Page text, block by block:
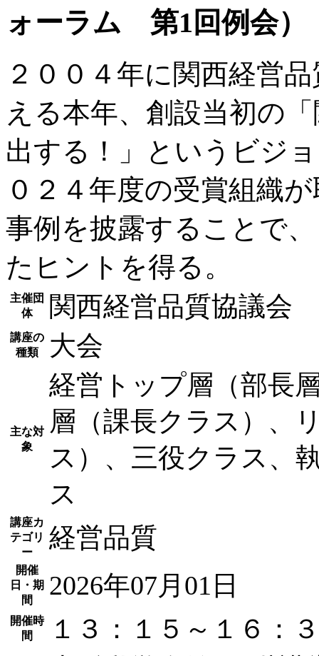
ォーラム 第1回例会）
２００４年に関西経営
える本年、創設当初の
出する！」というビジ
０２４年度の受賞組織
事例を披露することで
たヒントを得る。
主催団
体
関西経営品質協議会
講座の
種類
大会
主な対
象
経営トップ層（部長
層（課長クラス）、
ス）、三役クラス、
ス
講座カ
テゴリ
ー
経営品質
開催
日・期
間
2026年07月01日
開催時
間
１３：１５～１６：